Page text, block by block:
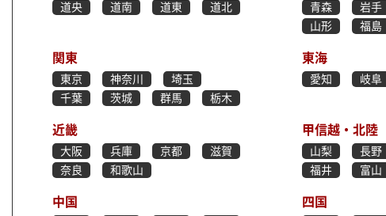
道央 道南 道東 道北 青森 岩手
山形
福島
関東
東京 神奈川
埼玉
千葉
茨城 群馬 栃木
東海
愛知 岐阜
近畿
大阪 兵庫 京都
滋賀
奈良
和歌山
甲信越・北陸
山梨 長野
福井
富山
中国 四国